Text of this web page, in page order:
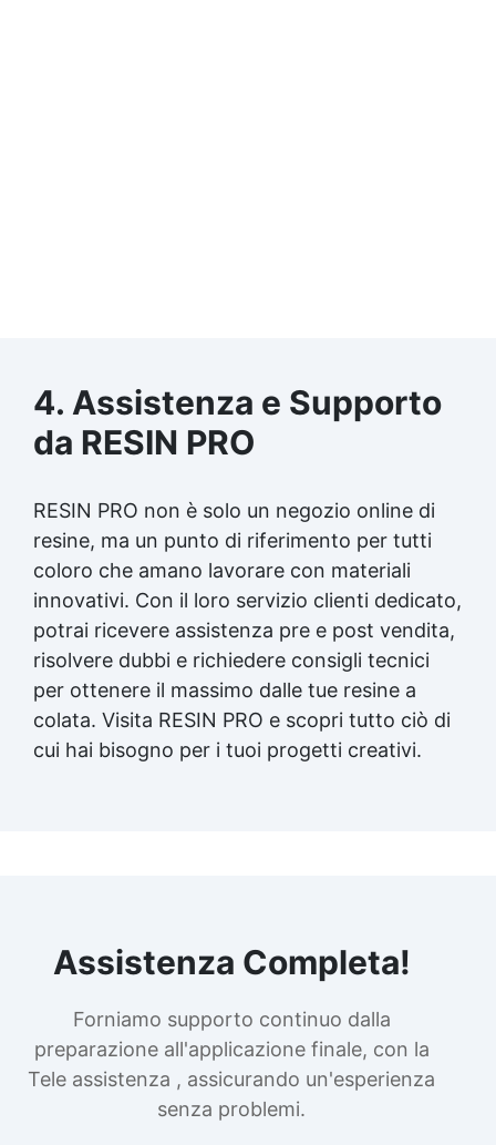
4. Assistenza e Supporto
da RESIN PRO
RESIN PRO non è solo un negozio online di
resine, ma un punto di riferimento per tutti
coloro che amano lavorare con materiali
innovativi. Con il loro servizio clienti dedicato,
potrai ricevere assistenza pre e post vendita,
risolvere dubbi e richiedere consigli tecnici
per ottenere il massimo dalle tue resine a
colata. Visita RESIN PRO e scopri tutto ciò di
cui hai bisogno per i tuoi progetti creativi.
Assistenza Completa!
Forniamo supporto continuo dalla
preparazione all'applicazione finale, con la
Tele assistenza , assicurando un'esperienza
senza problemi.